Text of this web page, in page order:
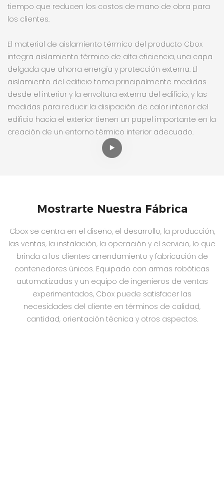
tiempo que reducen los costos de mano de obra para
los clientes.
El material de aislamiento térmico del producto Cbox
integra aislamiento térmico de alta eficiencia, una capa
delgada que ahorra energía y protección externa. El
aislamiento del edificio toma principalmente medidas
desde el interior y la envoltura externa del edificio, y las
medidas para reducir la disipación de calor interior del
edificio hacia el exterior tienen un papel importante en la
creación de un entorno térmico interior adecuado.
Mostrarte Nuestra Fábrica
Cbox se centra en el diseño, el desarrollo, la producción,
las ventas, la instalación, la operación y el servicio, lo que
brinda a los clientes arrendamiento y fabricación de
contenedores únicos. Equipado con armas robóticas
automatizadas y un equipo de ingenieros de ventas
experimentados, Cbox puede satisfacer las
necesidades del cliente en términos de calidad,
cantidad, orientación técnica y otros aspectos.